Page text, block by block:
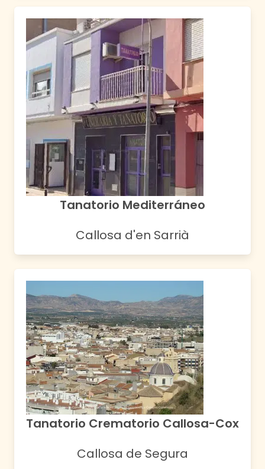
Tanatorio Mediterráneo
Callosa d'en Sarrià
Tanatorio Crematorio Callosa-Cox
Callosa de Segura